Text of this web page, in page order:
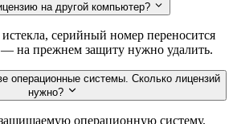
на другой компьютер?
серийный номер переносится
— на прежнем защиту нужно удалить.
операционные системы. Сколько лицензий
нужно?
операционную систему.